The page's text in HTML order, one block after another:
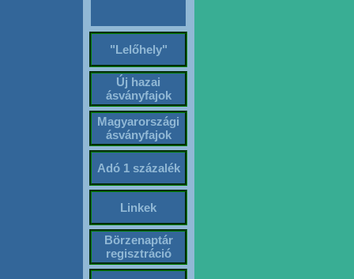
"Lelőhely"
Új hazai
ásványfajok
Magyarországi
ásványfajok
Adó 1 százalék
Linkek
Börzenaptár
regisztráció